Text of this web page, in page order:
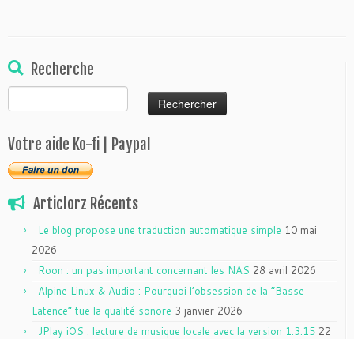
Recherche
Votre aide Ko-fi | Paypal
Articlorz Récents
Le blog propose une traduction automatique simple 10 mai
2026
Roon : un pas important concernant les NAS 28 avril 2026
Alpine Linux & Audio : Pourquoi l’obsession de la “Basse
Latence” tue la qualité sonore 3 janvier 2026
JPlay iOS : lecture de musique locale avec la version 1.3.15 22